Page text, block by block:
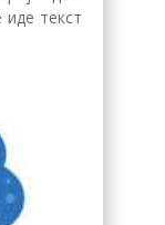
текст